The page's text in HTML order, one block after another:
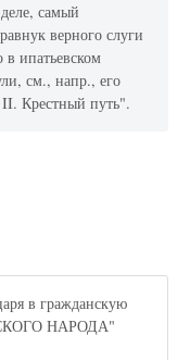
самый
верного слуги
ипатьевском
см., напр., его
Крестный путь".
в гражданскую
НАРОДА"